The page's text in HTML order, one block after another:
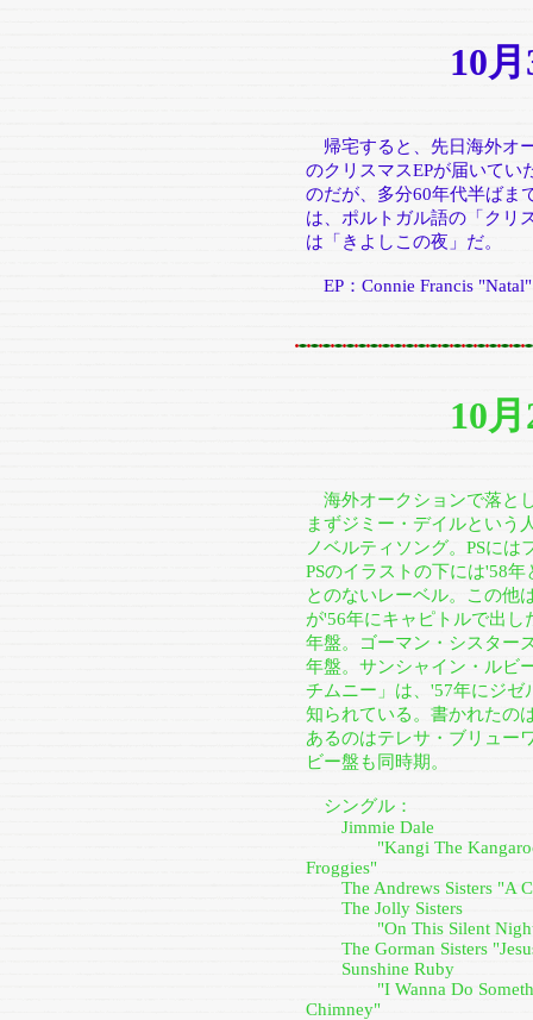
10
帰宅すると、先日海外オ
のクリスマスEPが届いてい
のだが、多分60年代半ばま
は、ポルトガル語の「クリ
は「きよしこの夜」だ。
EP：Connie Francis "Natal"
10
海外オークションで落と
まずジミー・デイルという
ノベルティソング。PSに
PSのイラストの下には'58
とのないレーベル。この他
が'56年にキャピトルで出
年盤。ゴーマン・シスター
年盤。サンシャイン・ルビ
チムニー」は、'57年にジ
知られている。書かれたの
あるのはテレサ・ブリュー
ビー盤も同時期。
シングル：
Jimmie Dale
"Kangi The Kangaroo
Froggies"
The Andrews Sisters "A
The Jolly Sisters
"On This Silent Night/A
The Gorman Sisters
Sunshine Ruby
"I Wanna Do Something
Chimney"